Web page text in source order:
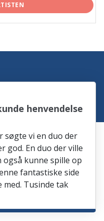
henvendelse
søgte vi en duo der
god. En duo der ville
også kunne spille op
fantastiske side
med. Tusinde tak